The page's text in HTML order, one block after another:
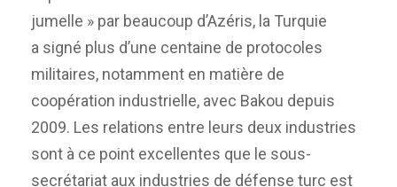
jumelle » par beaucoup d’Azéris, la Turquie
a signé plus d’une centaine de protocoles
militaires, notamment en matière de
coopération industrielle, avec Bakou depuis
2009. Les relations entre leurs deux industries
sont à ce point excellentes que le sous-
secrétariat aux industries de défense turc est